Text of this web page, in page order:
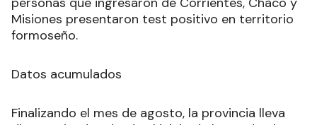
Misiones presentaron test positivo en territorio
formoseño.
Datos acumulados
Finalizando el mes de agosto, la provincia lleva